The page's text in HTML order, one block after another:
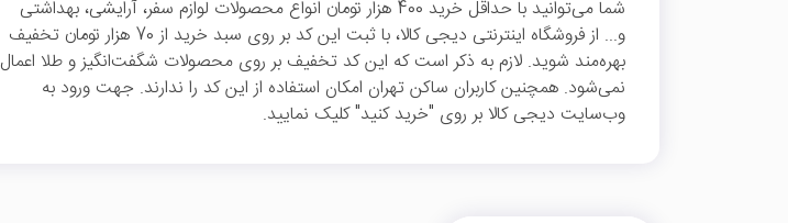
شما می‌توانید با حداقل خرید 400 هزار تومان انواع محصولات لوازم سفر، آرایشی، بهداشتی
و... از فروشگاه اینترنتی دیجی کالا، با ثبت این کد بر روی سبد خرید از 70 هزار تومان تخفیف
بهره‌مند شوید. لازم به ذکر است که این کد تخفیف بر روی محصولات شگفت‌انگیز و طلا اعمال
نمی‌شود. همچنین کاربران ساکن تهران امکان استفاده از این کد را ندارند. جهت ورود به
وب‌سایت دیجی کالا بر روی "خرید کنید" کلیک نمایید.